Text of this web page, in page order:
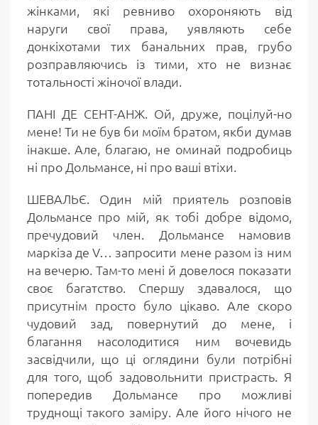
жінками, які ревниво охороняють від
наруги свої права, уявляють себе
донкіхотами тих банальних прав, грубо
розправляючись із тими, хто не визнає
тотальності жіночої влади.
ПАНІ ДЕ СЕНТ-АНЖ. Ой, друже, поцілуй-но
мене! Ти не був би моїм братом, якби думав
інакше. Але, благаю, не оминай подробиць
ні про Дольмансе, ні про ваші втіхи.
ШЕВАЛЬЄ. Один мій приятель розповів
Дольмансе про мій, як тобі добре відомо,
пречудовий член. Дольмансе намовив
маркіза де V… запросити мене разом із ним
на вечерю. Там-то мені й довелося показати
своє багатство. Спершу здавалося, що
присутнім просто було цікаво. Але скоро
чудовий зад, повернутий до мене, і
благання насолодитися ним вочевидь
засвідчили, що ці оглядини були потрібні
для того, щоб задовольнити пристрасть. Я
попередив Дольмансе про можливі
труднощі такого заміру. Але його нічого не